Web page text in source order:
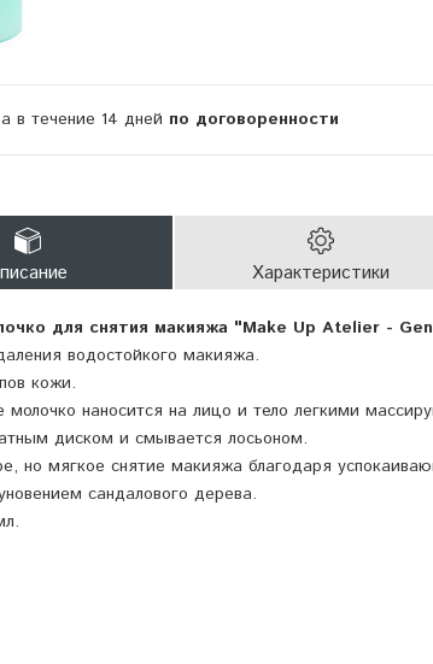
в течение 14 дней по договоренности
Характеристики
для снятия макияжа "Make Up Atelier -
водостойкого макияжа.
кожи.
наносится на лицо и тело легкими
диском и смывается лосьоном.
но мягкое снятие макияжа благодаря
сандалового дерева.